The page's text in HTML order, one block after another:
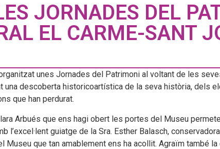
JORNADES DEL
EL CARME-SANT
unes Jornades del Patrimoni al voltant de les
una descoberta historicoartística de la seva història, dels
que han perdurat.
Arbués que ens hagi obert les portes del Museu
l’excel·lent guiatge de la Sra. Esther Balasch,
que tan amablement ens ha acollit. Agraïm també la